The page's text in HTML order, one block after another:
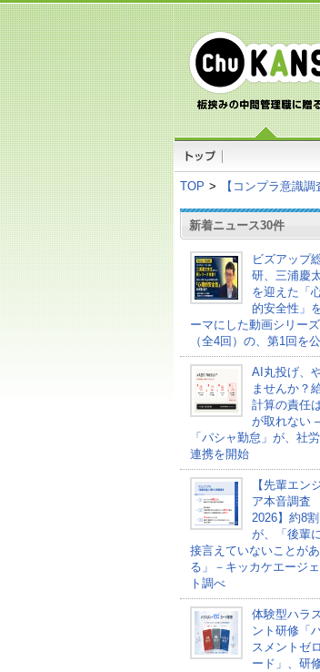
TOP > 【コンプラ意識
新着ニュース30件
ビズアップ
研、三浦慶
を迎えた「
的安全性」
ーマにした動画シリーズ
（全4回）の、第1回を
AI丸投げ、
ませんか？
計算の責任
が取れない
「パシャ勤怠」が、社
連携を開始
【先輩エン
ア本音調査
2026】約8割
が、「後輩
接言えていないことがあ
る」－キッカケエージ
ト調べ
体験型ハラ
ント研修「
スメントゼ
ード」、研